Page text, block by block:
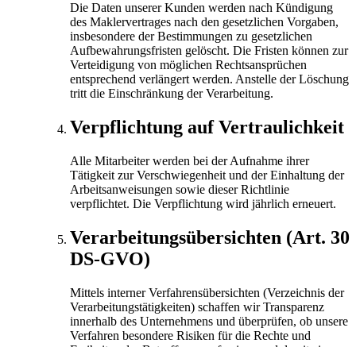
Die Daten unserer Kunden werden nach Kündigung
des Maklervertrages nach den gesetzlichen Vorgaben,
insbesondere der Bestimmungen zu gesetzlichen
Aufbewahrungs­fristen gelöscht. Die Fristen können zur
Verteidigung von möglichen Rechtsansprüchen
entsprechend verlängert werden. Anstelle der Löschung
tritt die Einschränkung der Verarbeitung.
Verpflichtung auf Vertraulichkeit
Alle Mitarbeiter werden bei der Aufnahme ihrer
Tätigkeit zur Verschwiegenheit und der Einhaltung der
Arbeitsanweisungen sowie dieser Richtlinie
verpflichtet. Die Verpflichtung wird jährlich erneuert.
Verarbeitungsübersichten (Art. 30
DS-GVO)
Mittels interner Verfahrensübersichten (Verzeichnis der
Verarbeitungstätigkeiten) schaffen wir Transparenz
innerhalb des Unternehmens und überprüfen, ob unsere
Verfahren besondere Risiken für die Rechte und